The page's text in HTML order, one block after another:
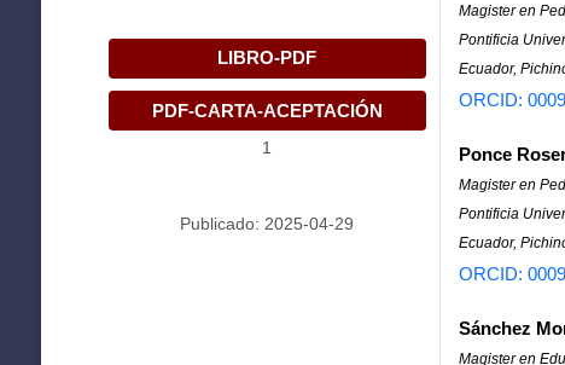
LIBRO-PDF
PDF-CARTA-ACEPTACIÓN
1
Publicado: 2025-04-29
Magister en
Pontificia
Ecuador,
ORCID:
Ponce
Magister en
Pontificia
Ecuador,
ORCID:
Sánchez
Magister en